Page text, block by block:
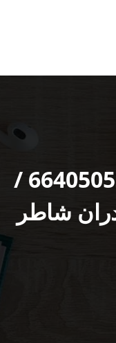
صباغ القصر رقم / 66405052 /
شاطر